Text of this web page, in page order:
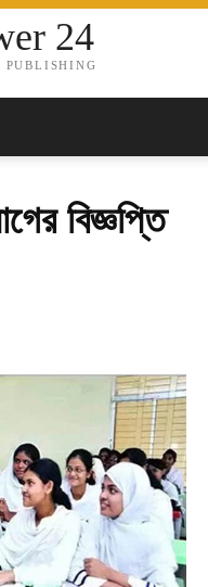
24
PUBLISHING
বিজ্ঞপ্তি